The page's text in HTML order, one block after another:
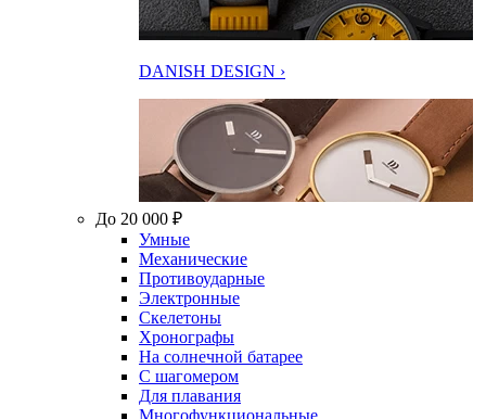
DANISH DESIGN ›
До 20 000 ₽
Умные
Механические
Противоударные
Электронные
Скелетоны
Хронографы
На солнечной батарее
С шагомером
Для плавания
Многофункциональные